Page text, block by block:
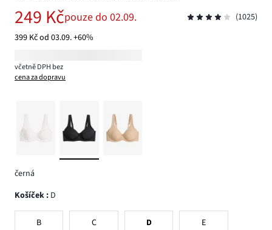
249 Kčpouze do 02.09.
(1025)
399 Kč od 03.09. +60%
včetně DPH bez
cena za dopravu
černá
Košíček : D
B C D E